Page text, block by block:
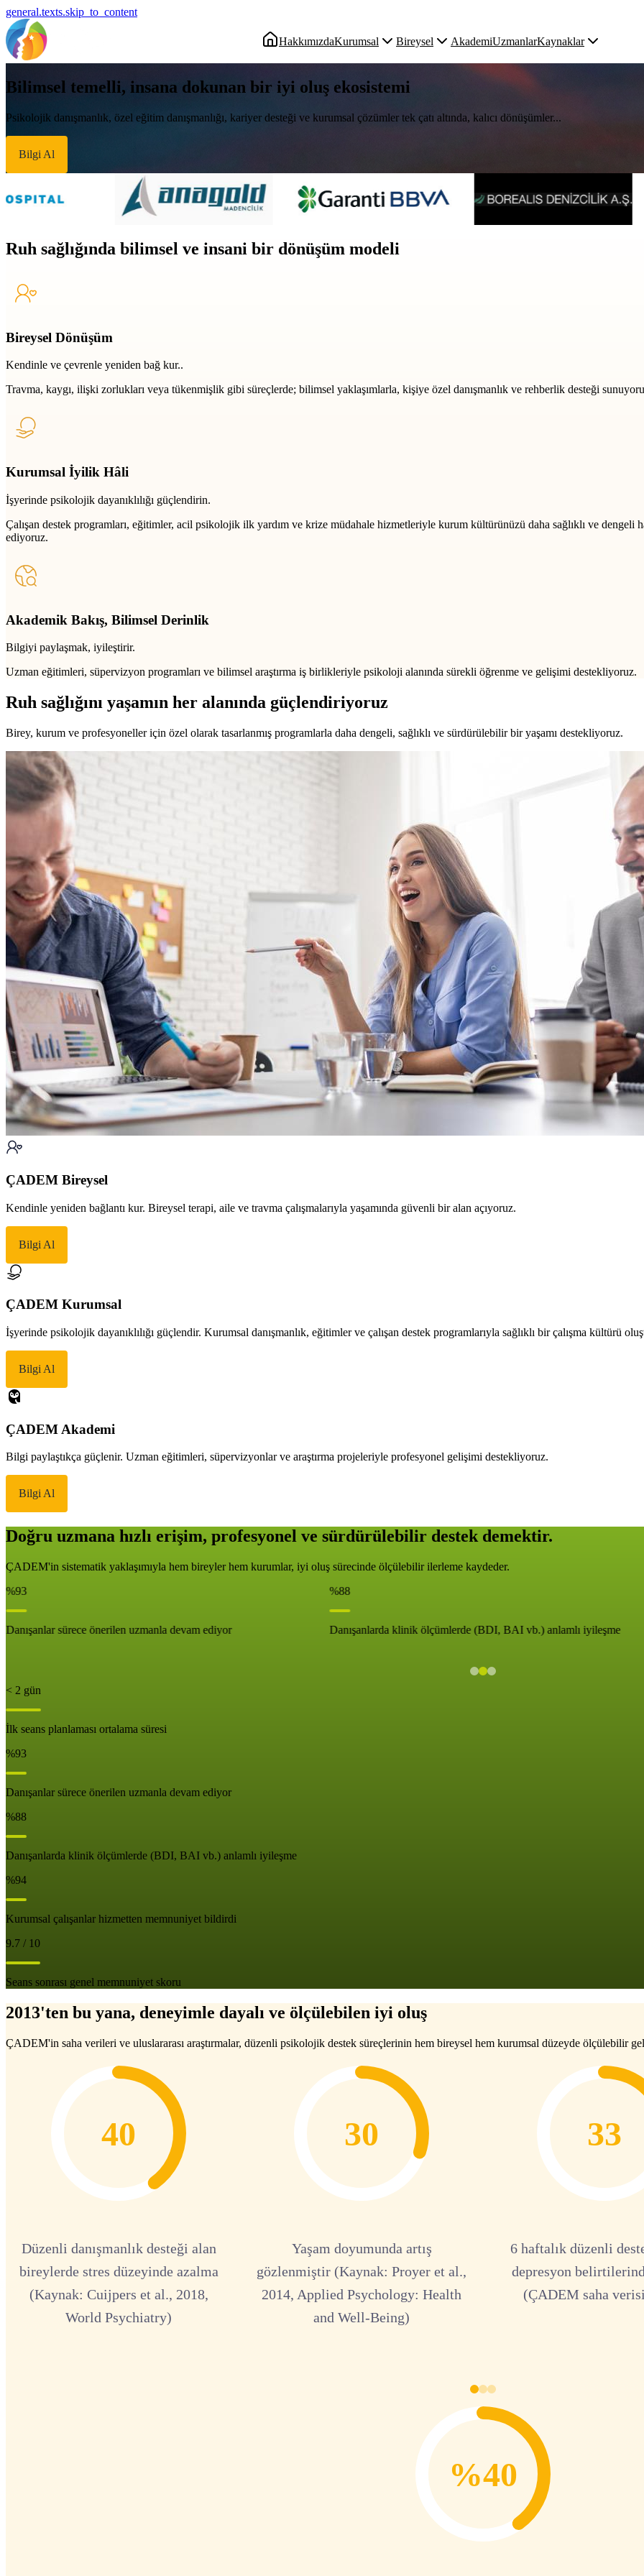
general.texts.skip_to_content
HakkımızdaKurumsal Bireysel AkademiUzmanlarKaynaklar
Bilimsel temelli, insana dokunan bir iyi oluş ekosistemi
Psikolojik danışmanlık, özel eğitim danışmanlığı, kariyer desteği ve kurumsal çözümler tek çatı altında, kalıcı dönüşümler...
Bilgi Al
Ruh sağlığında bilimsel ve insani bir dönüşüm modeli
Bireysel Dönüşüm
Kendinle ve çevrenle yeniden bağ kur..
Travma, kaygı, ilişki zorlukları veya tükenmişlik gibi süreçlerde; bilimsel yaklaşımlarla, kişiye özel danışmanlık ve rehberlik desteği
Kurumsal İyilik Hâli
İşyerinde psikolojik dayanıklılığı güçlendirin.
Çalışan destek programları, eğitimler, acil psikolojik ilk yardım ve krize müdahale hizmetleriyle kurum kültürünüzü daha sağlıklı ve
ediyoruz.
Akademik Bakış, Bilimsel Derinlik
Bilgiyi paylaşmak, iyileştirir.
Uzman eğitimleri, süpervizyon programları ve bilimsel araştırma iş birlikleriyle psikoloji alanında sürekli öğrenme ve gelişimi destekliyoruz.
Ruh sağlığını yaşamın her alanında güçlendiriyoruz
Birey, kurum ve profesyoneller için özel olarak tasarlanmış programlarla daha dengeli, sağlıklı ve sürdürülebilir bir yaşamı destekliyoruz.
ÇADEM Bireysel
Kendinle yeniden bağlantı kur. Bireysel terapi, aile ve travma çalışmalarıyla yaşamında güvenli bir alan açıyoruz.
Bilgi Al
ÇADEM Kurumsal
İşyerinde psikolojik dayanıklılığı güçlendir. Kurumsal danışmanlık, eğitimler ve çalışan destek programlarıyla sağlıklı bir çalışma kültürü
Bilgi Al
ÇADEM Akademi
Bilgi paylaştıkça güçlenir. Uzman eğitimleri, süpervizyonlar ve araştırma projeleriyle profesyonel gelişimi destekliyoruz.
Bilgi Al
Doğru uzmana hızlı erişim, profesyonel ve sürdürülebilir destek demektir.
ÇADEM'in sistematik yaklaşımıyla hem bireyler hem kurumlar, iyi oluş sürecinde ölçülebilir ilerleme kaydeder.
%93
Danışanlar sürece önerilen uzmanla devam ediyor
%88
Danışanlarda klinik ölçümlerde (BDI, BAI vb.) anlamlı iyileşme
< 2 gün
İlk seans planlaması ortalama süresi
%93
Danışanlar sürece önerilen uzmanla devam ediyor
%88
Danışanlarda klinik ölçümlerde (BDI, BAI vb.) anlamlı iyileşme
%94
Kurumsal çalışanlar hizmetten memnuniyet bildirdi
9.7 / 10
Seans sonrası genel memnuniyet skoru
2013'ten bu yana, deneyimle dayalı ve ölçülebilen iyi oluş
ÇADEM'in saha verileri ve uluslararası araştırmalar, düzenli psikolojik destek süreçlerinin hem bireysel hem kurumsal düzeyde ölçülebilir
40
Düzenli danışmanlık desteği alan
bireylerde stres düzeyinde azalma
(Kaynak: Cuijpers et al., 2018,
World Psychiatry)
30
Yaşam doyumunda artış
gözlenmiştir (Kaynak: Proyer et al.,
2014, Applied Psychology: Health
and Well-Being)
33
6 haftalık düzenli
depresyon
(ÇADEM saha
%40